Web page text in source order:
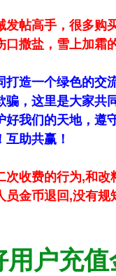
发帖高手，很多购
口撒盐，雪上加霜
打造一个绿色的交
骗，这里是大家共
好我们的天地，遵
互助共赢！
次收费的行为,和
员金币退回,没有
用户充